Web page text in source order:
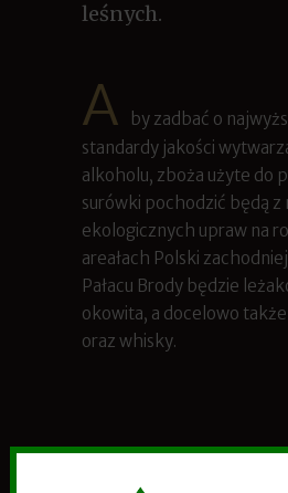
leśnych.
A
by zadbać o
standardy jakości
alkoholu, zboża użyte do
surówki pochodzić będą z
ekologicznych upraw na
areałach Polski
Pałacu Brody będzie
okowita, a docelowo
oraz whisky.